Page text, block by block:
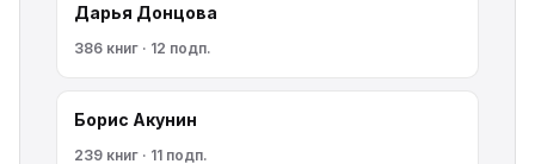
Дарья Донцова
386 книг · 12 подп.
Борис Акунин
239 книг · 11 подп.